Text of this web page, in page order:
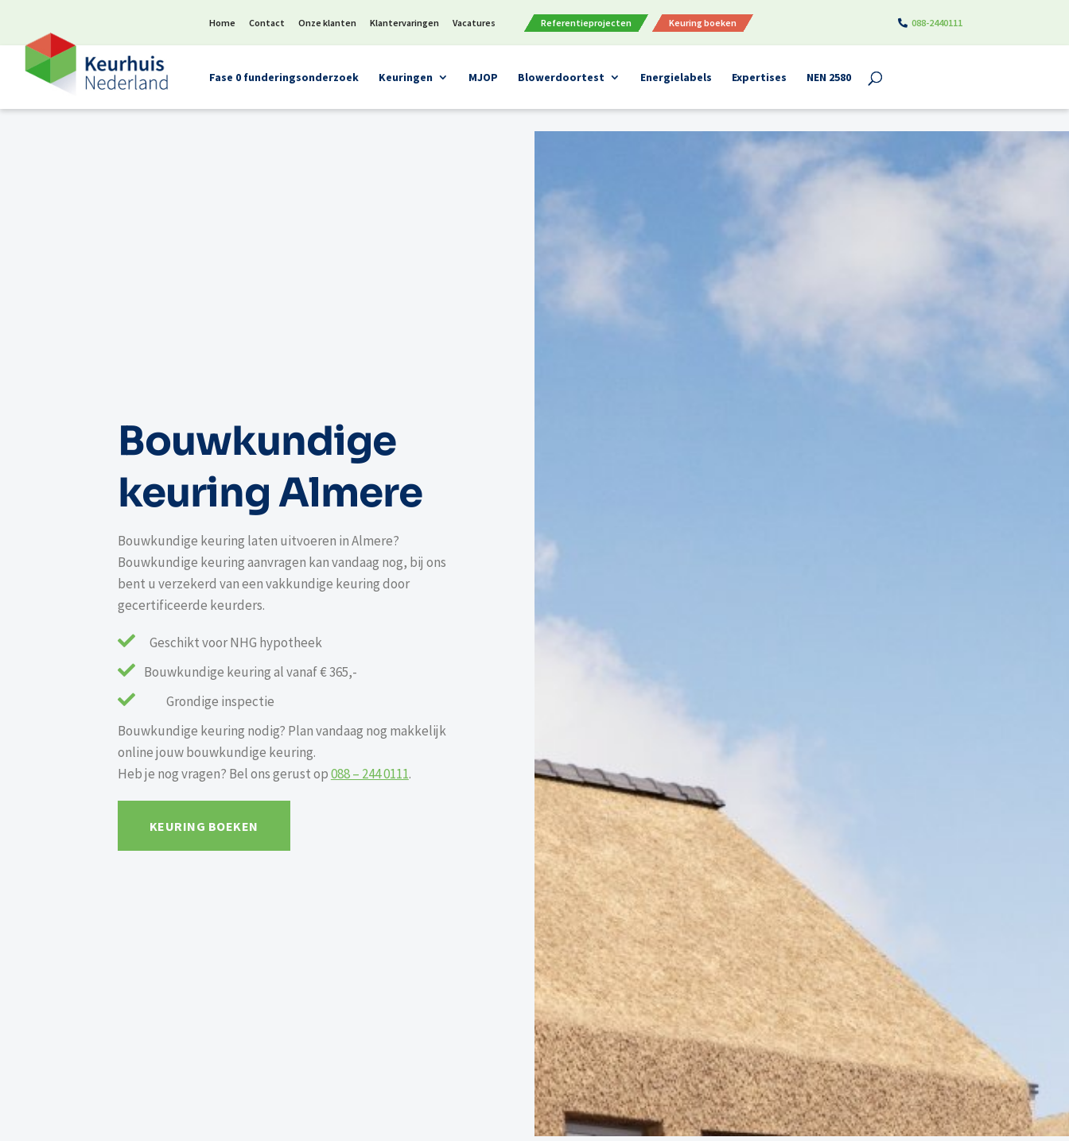
Home Contact Onze klanten Klantervaringen Vacatures Referentieprojecten Keuring boeken 088-2440111
Fase 0 funderingsonderzoek Keuringen MJOP Blowerdoortest Energielabels Expertises NEN 2580
Bouwkundige
keuring Almere
Bouwkundige keuring laten uitvoeren in Almere?
Bouwkundige keuring aanvragen kan vandaag nog, bij ons
bent u verzekerd van een vakkundige keuring door
gecertificeerde keurders.

Geschikt voor NHG hypotheek
 Bouwkundige keuring al vanaf € 365,-

Grondige inspectie
Bouwkundige keuring nodig? Plan vandaag nog makkelijk
online jouw bouwkundige keuring.
Heb je nog vragen? Bel ons gerust op088 – 244 0111.
KEURING BOEKEN